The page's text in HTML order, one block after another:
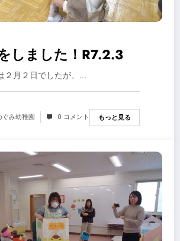
しました！R7.2.3
２月２日でしたが、…
ぐみ幼稚園 0 コメント もっと見る